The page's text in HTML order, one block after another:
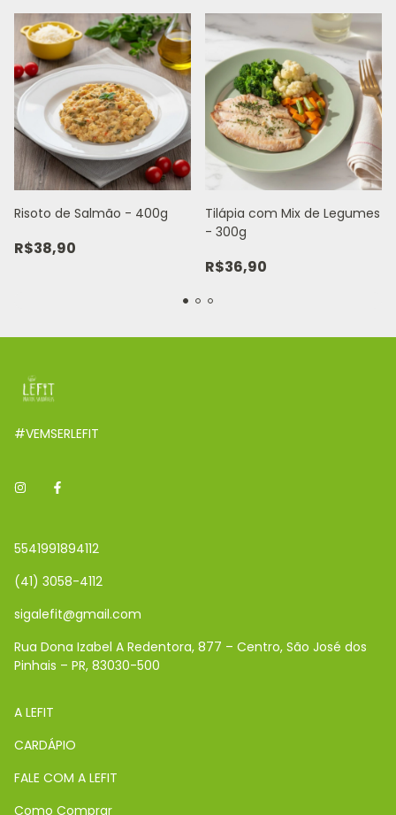
Risoto de Salmão - 400g
R$38,90
Tilápia com Mix de Legumes
- 300g
R$36,90
#VEMSERLEFIT
5541991894112
(41) 3058-4112
sigalefit@gmail.com
Rua Dona Izabel A Redentora, 877 – Centro, São José dos
Pinhais – PR, 83030-500
A LEFIT
CARDÁPIO
FALE COM A LEFIT
Como Comprar